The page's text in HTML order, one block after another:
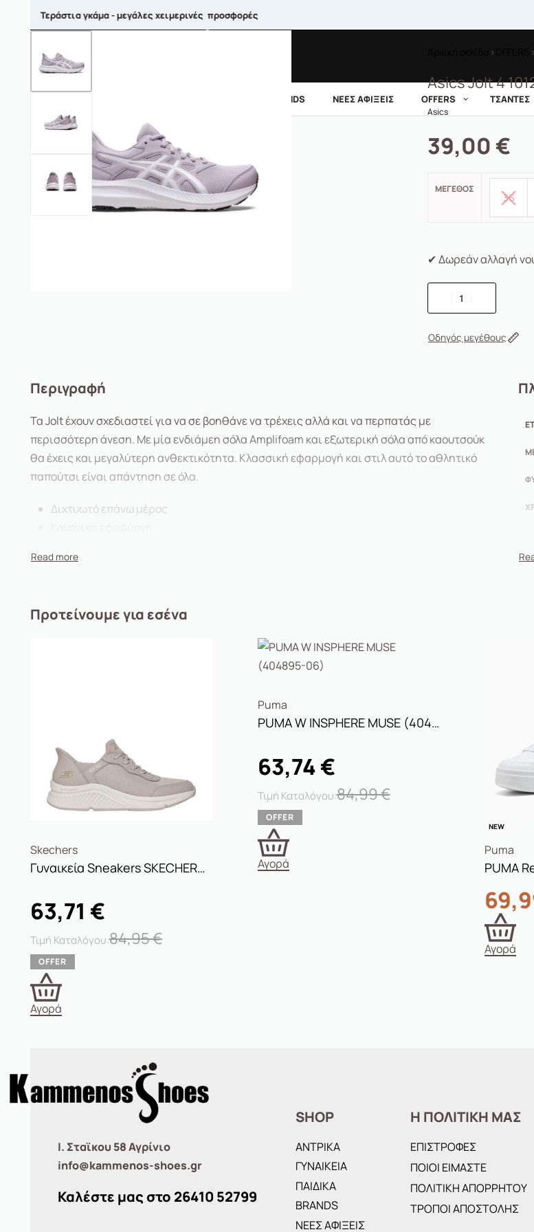
Τεράστια γκάμα - μεγάλες χειμερινές προσφορές
BRANDS ΝΕΕΣ ΑΦΙΞΕΙΣ OFFERS ΤΣΑΝΤΕΣ
› ›
Asics Jolt 4
Asics
39,00 €
ΜΈΓΕΘΟΣ
36
✔ Δωρεάν αλλαγή
Οδηγός μεγέθους
Περιγραφή
Τα Jolt έχουν σχεδιαστεί για να σε βοηθάνε να τρέχεις αλλά και να περπατάς με
περισσότερη άνεση. Με μία ενδιάμεη σόλα Amplifoam και εξωτερική σόλα από καουτσούκ
θα έχεις και μεγαλύτερη ανθεκτικότητα. Κλασσική εφαρμογή και στιλ αυτό το αθλητικό
παπούτσι είναι απάντηση σε όλα.
Διχτυωτό επάνω μέρος
Εσωτερικός πάτος Ortholite για άνεση
Προτείνουμε για εσένα
Skechers
Γυναικεία Sneakers SKECHERS 117627/TPE BOBS ARCH COMFORT B SWEET-A LOOK TAUPE Πούρο
84,95€
63,71 €
Αγορά
Puma
PUMA W INSPHERE MUSE (404895-06)
84,99€
63,74 €
Αγορά
NEW
Puma
Αγορά
Ι. Σταϊκου 58 Αγρίνιο
info@kammenos-shoes.gr
Καλέστε μας στο 26410 52799
SHOP
ΑΝΤΡΙΚΑ
ΓΥΝΑΙΚΕΙΑ
ΠΑΙΔΙΚΑ
BRANDS
ΝΕΕΣ ΑΦΙΞΕΙΣ
Η ΠΟΛΙΤΙΚΗ ΜΑΣ
ΕΠΙΣΤΡΟΦΕΣ
ΠΟΙΟΙ ΕΙΜΑΣΤΕ
ΠΟΛΙΤΙΚΗ ΑΠΟΡΡΗΤΟΥ
ΤΡΟΠΟΙ ΑΠΟΣΤΟΛΗΣ